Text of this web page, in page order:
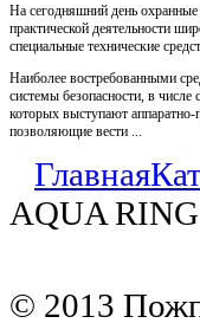
На сегодняшний день
практической деятельности
специальные технические
Наиболее востребованными
системы безопасности, в числе
которых выступают аппаратно-
позволяющие вести ...
Главная
AQUA
© 2013